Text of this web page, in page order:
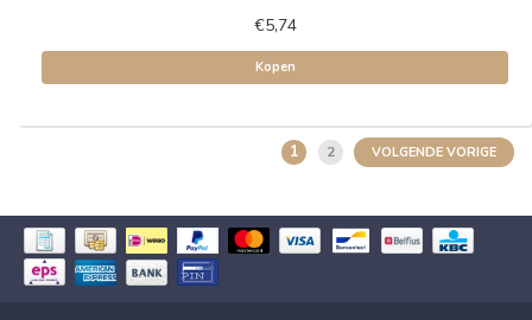
€5,74
Kopen
1 2 VOLGENDE VORIGE